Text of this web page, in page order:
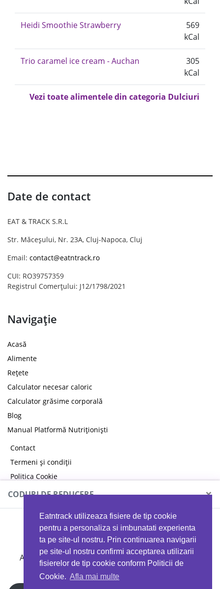
Eatntrack utilizeaza fisiere de tip cookie
pentru a personaliza si imbunatati experienta
ta pe site-ul nostru. Prin continuarea navigarii
pe site-ul nostru confirmi acceptarea utilizarii
fisierelor de tip cookie conform Politicii de
Cookie. Afla mai multe
Heidi Smoothie Strawberry
569
kCal
Trio caramel ice cream - Auchan
305
kCal
Vezi toate alimentele din categoria Dulciuri
Date de contact
EAT & TRACK S.R.L
Str. Măceșului, Nr. 23A, Cluj-Napoca, Cluj
Email: contact@eatntrack.ro
CUI: RO39757359
Registrul Comerțului: J12/1798/2021
Navigație
Acasă
Alimente
Rețete
Calculator necesar caloric
Calculator grăsime corporală
Blog
Manual Platformă Nutriționiști
Contact
Termeni și condiții
Politica Cookie
Politica de confidențialitate
CODURI DE REDUCERE ×
MYPROTEIN
Ai 40%reducere la orice comandă folosind codul
EATTRACK